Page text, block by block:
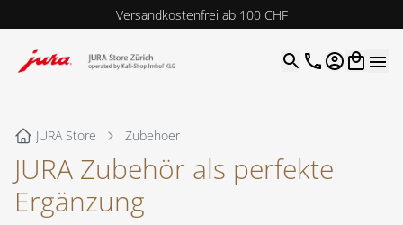
Versandkostenfrei ab 100 CHF
4.9| 5.0 Google
Open
JURA Store Zubehoer
JURA Zubehör als perfekte
Ergänzung